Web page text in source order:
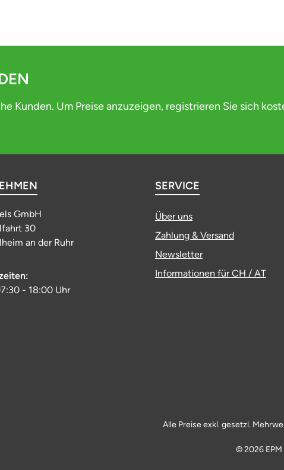
Kunden. Um Preise anzuzeigen, registrieren Sie sich
GmbH
30
an der Ruhr
- 18:00 Uhr
SERVICE
Über uns
Zahlung & Versand
Newsletter
Informationen für CH / AT
Alle Preise exkl. gesetzl.
© 2026